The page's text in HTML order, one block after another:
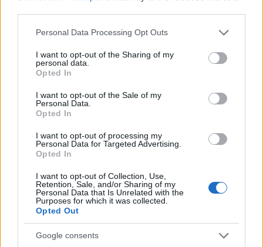
Please note that this website/app uses one or more Google
not limited to your visit or usage behaviour. You may click to
grant or deny consent to Google and its third-party tags to
use your data for below specified purposes in below Google
consent section.
Personal Data Processing Opt Outs
I want to opt-out of the Sharing of my
personal data.
Opted In
I want to opt-out of the Sale of my
Personal Data.
Opted In
I want to opt-out of processing my
Personal Data for Targeted Advertising.
Opted In
I want to opt-out of Collection, Use,
Retention, Sale, and/or Sharing of my
Personal Data that Is Unrelated with the
Purposes for which it was collected.
Opted Out
Google consents
Continua a leggere